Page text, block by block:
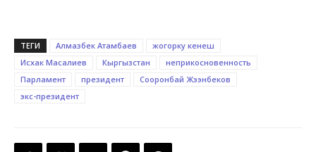
ТЕГИ Алмазбек Атамбаев
жогорку кенеш
Исхак Масалиев
Кыргызстан
неприкосновенность
Парламент
президент
Сооронбай Жээнбеков
экс-президент